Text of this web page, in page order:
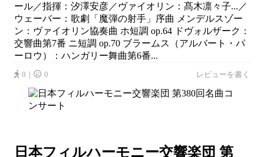
ール／指揮：汐澤安彦／ヴァイオリン：髙木凛々子...／
ウェーバー：歌劇「魔弾の射手」序曲 メンデルスゾー
ン：ヴァイオリン協奏曲 ホ短調 op.64 ドヴォルザーク：
交響曲第7番 ニ短調 op.70 ブラームス（アルバート・パ
ーロウ）：ハンガリー舞曲第6番...
0｜ 0 レビューを書く
日本フィルハーモニー交響楽団 第